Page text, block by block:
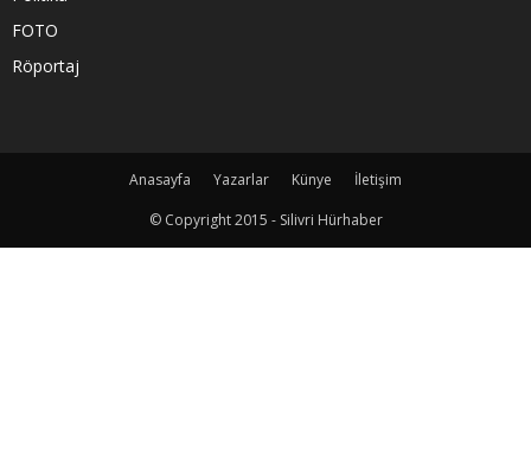
FOTO
Röportaj
Anasayfa Yazarlar Künye
İletişim
© Copyright 2015 - Silivri Hürhaber